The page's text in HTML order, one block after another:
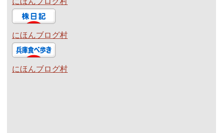
にほんブログ村
にほんブログ村